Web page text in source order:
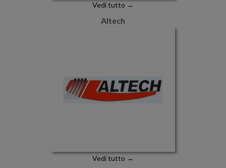
Vedi tutto →
Altech
Vedi tutto →